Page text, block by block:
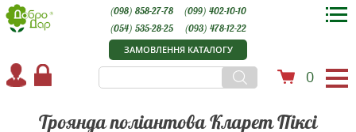
ЗАМОВЛЕННЯ КАТАЛОГУ
0
(098) 858-27-78
(099) 402-10-10
(054) 535-28-25
(093) 478-12-22
Троянда поліантова Кларет Піксі